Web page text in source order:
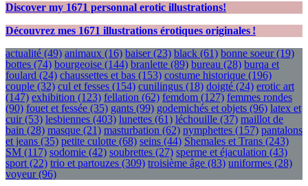
Discover my 1671 personnal erotic illustrations!
Découvrez mes 1671 illustrations érotiques originales !
actualité (49) animaux (16) baiser(23) black (61) bonne soeur(19)
bottes (74) bourgeoise (144) branlette (89) bureau (28) burqa et
foulard (24) chaussettes et bas (153) costume historique (196)
couple (32) cul et fesses (154) cunilingus (18) doigté (24) erotic art
(147) exhibition (123) fellation (62) femdom (127) femmes rondes
(90) fouet et fessée (35) gants (99) godemichés et objets (96) latex et
cuir(53) lesbiennes (403) lunettes (61) léchouille (37) maillot de
bain (28) masque (21) masturbation (62) nymphettes (157) pantalons
et jeans (35) petite culotte (68) seins (44) Shemales et Trans (243)
SM (117) sodomie (42) soubrettes (27) sperme et éjaculation (43)
sport (22) trio et partouzes (309) troisième âge (83) uniformes (28)
voyeur(96)